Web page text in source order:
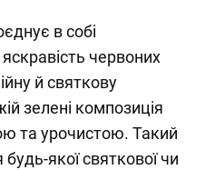
в собі
яскравість червоних
й святкову
зелені композиція
та урочистою. Такий
якої святкової чи